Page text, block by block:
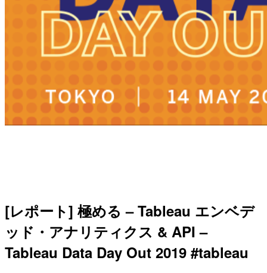
[レポート] 極める – Tableau エンベデ
ッド・アナリティクス & API –
Tableau Data Day Out 2019 #tableau